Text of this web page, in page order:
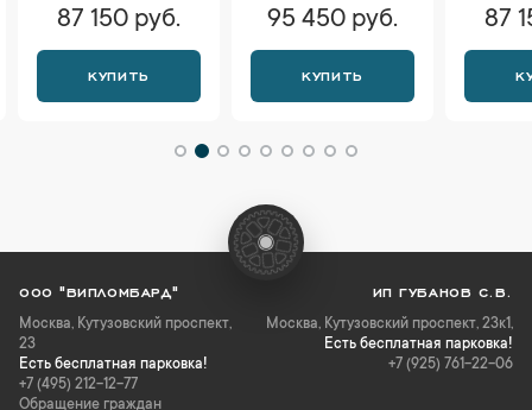
87 150 руб.
КУПИТЬ
95 450 руб.
КУПИТЬ
87
ООО "ВИПЛОМБАРД"
Москва, Кутузовский проспект,
23
Есть бесплатная парковка!
+7 (495) 212-12-77
Обращение граждан
ИП ГУБАНОВ С.В.
Москва, Кутузовский проспект, 23к1,
Есть бесплатная парковка!
+7 (925) 761-22-06